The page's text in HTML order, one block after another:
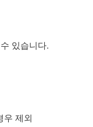
있습니다.
우 제외